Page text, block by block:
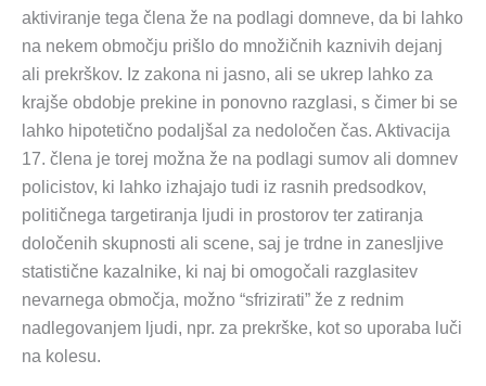
aktiviranje tega člena že na podlagi domneve, da bi lahko
na nekem območju prišlo do množičnih kaznivih dejanj
ali prekrškov. Iz zakona ni jasno, ali se ukrep lahko za
krajše obdobje prekine in ponovno razglasi, s čimer bi se
lahko hipotetično podaljšal za nedoločen čas. Aktivacija
17. člena je torej možna že na podlagi sumov ali domnev
policistov, ki lahko izhajajo tudi iz rasnih predsodkov,
političnega targetiranja ljudi in prostorov ter zatiranja
določenih skupnosti ali scene, saj je trdne in zanesljive
statistične kazalnike, ki naj bi omogočali razglasitev
nevarnega območja, možno “sfrizirati” že z rednim
nadlegovanjem ljudi, npr. za prekrške, kot so uporaba luči
na kolesu.